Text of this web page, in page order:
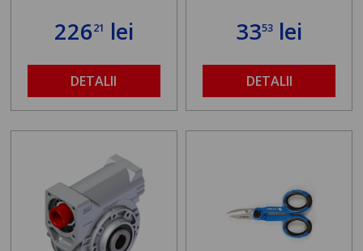
22621 lei
DETALII
3353 lei
DETALII